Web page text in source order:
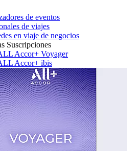
de eventos
de viajes
en viaje de negocios
Suscripciones
Accor+ Voyager
Accor+ ibis